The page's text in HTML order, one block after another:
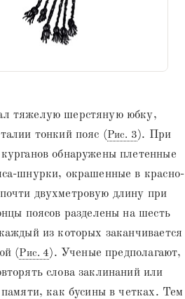
тяжелую шерстяную юбку,
тонкий пояс (Рис. 3). При
обнаружены плетенные
шнурки, окрашенные в красно-
двухметровую длину при
поясов разделены на шесть
из которых заканчивается
(Рис. 4). Ученые предполагают,
слова заклинаний или
как бусины в четках. Тем